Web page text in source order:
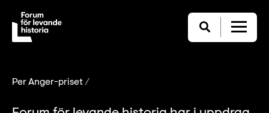
Per Anger-priset